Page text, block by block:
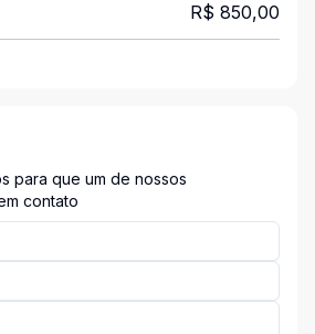
R$ 850,00
para que um de nossos
contato